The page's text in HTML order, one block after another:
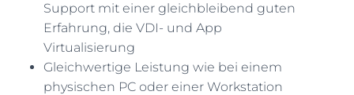
Support mit einer gleichbleibend guten
Erfahrung, die VDI- und App
Virtualisierung
Gleichwertige Leistung wie bei einem
physischen PC oder einer Workstation